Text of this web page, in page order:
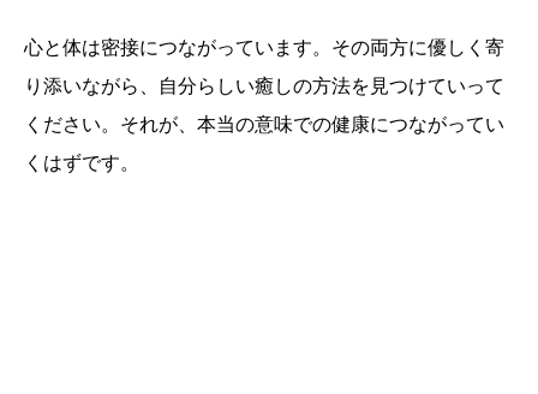
心と体は密接につながっています。その両方に優しく寄
り添いながら、自分らしい癒しの方法を見つけていって
ください。それが、本当の意味での健康につながってい
くはずです。